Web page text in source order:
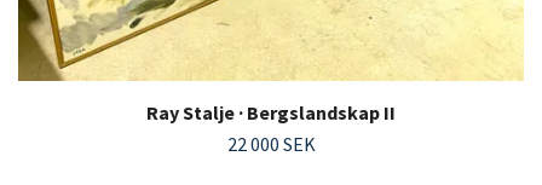
Ray Stalje · Bergslandskap II
22 000 SEK